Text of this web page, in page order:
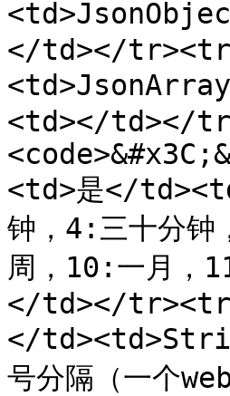
</td></
<td></td></
<td>是</
钟，4:三十分
周，10:一月，
</td></
</
号分隔（一个